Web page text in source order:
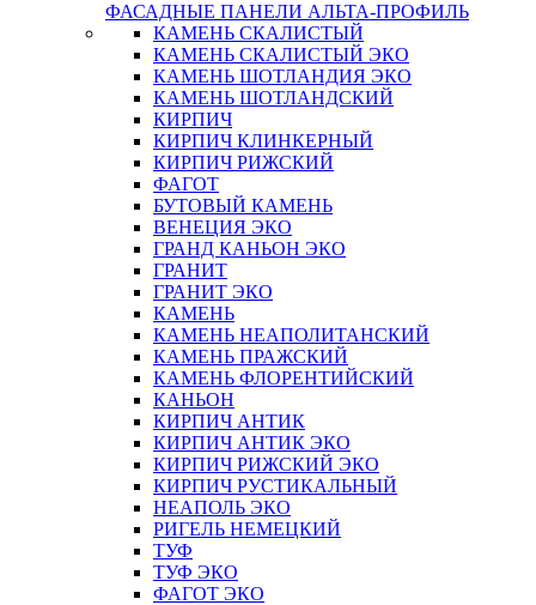
ФАСАДНЫЕ ПАНЕЛИ АЛЬТА-ПРОФИЛЬ
КАМЕНЬ СКАЛИСТЫЙ
КАМЕНЬ СКАЛИСТЫЙ ЭКО
КАМЕНЬ ШОТЛАНДИЯ ЭКО
КАМЕНЬ ШОТЛАНДСКИЙ
КИРПИЧ
КИРПИЧ КЛИНКЕРНЫЙ
КИРПИЧ РИЖСКИЙ
ФАГОТ
БУТОВЫЙ КАМЕНЬ
ВЕНЕЦИЯ ЭКО
ГРАНД КАНЬОН ЭКО
ГРАНИТ
ГРАНИТ ЭКО
КАМЕНЬ
КАМЕНЬ НЕАПОЛИТАНСКИЙ
КАМЕНЬ ПРАЖСКИЙ
КАМЕНЬ ФЛОРЕНТИЙСКИЙ
КАНЬОН
КИРПИЧ АНТИК
КИРПИЧ АНТИК ЭКО
КИРПИЧ РИЖСКИЙ ЭКО
КИРПИЧ РУСТИКАЛЬНЫЙ
НЕАПОЛЬ ЭКО
РИГЕЛЬ НЕМЕЦКИЙ
ТУФ
ТУФ ЭКО
ФАГОТ ЭКО